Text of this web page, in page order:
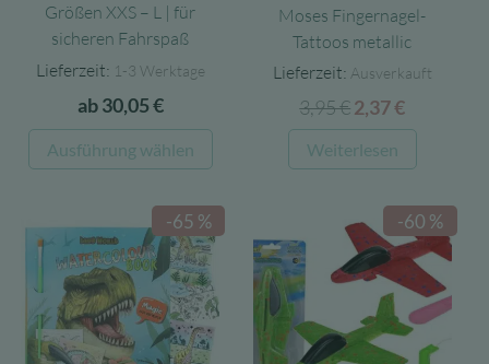
Größen XXS – L | für
sicheren Fahrspaß
Lieferzeit: 1-3 Werktage
ab30,05€
Ausführung wählen
Produkt
mehrere
Varianten
Die
Optionen
Moses Fingernagel-
Tattoos metallic
Lieferzeit: Ausverkauft
3,95€Ursprünglicher
Preis
war:
2,37€Aktueller
Preis
ist:
Weiterlesen
-65 % -60 %